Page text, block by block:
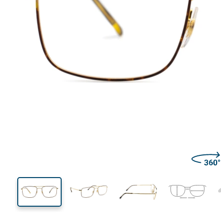
Lățimea ramei
41 mm
Înălțime lentilă Lățimea lentilei
Lățimea